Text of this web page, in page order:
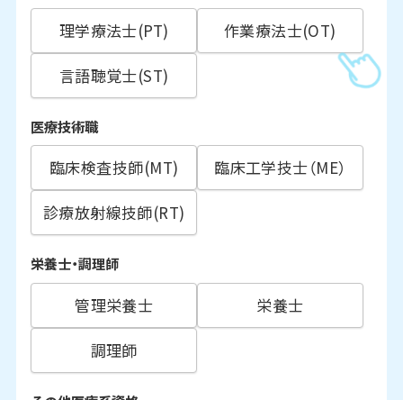
理学療法士(PT)
作業療法士(OT)
言語聴覚士(ST)
医療技術職
臨床検査技師(MT)
臨床工学技士（ME）
診療放射線技師(RT)
栄養士・調理師
管理栄養士
栄養士
調理師